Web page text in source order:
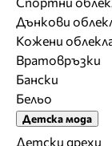
Дънкови
Кожени
Вратовръзки
Бански
Бельо
Детска мода
Детски дрехи